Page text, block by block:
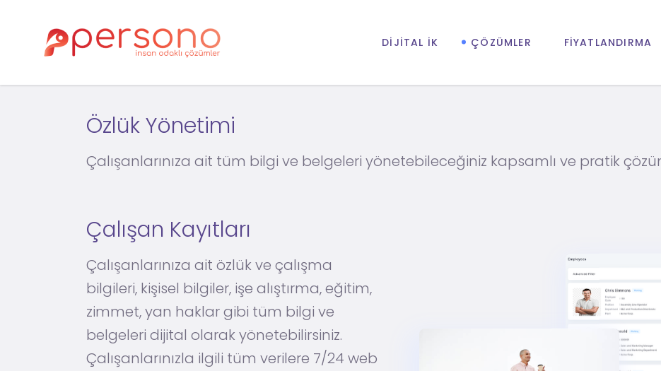
DIJITAL İK ÇÖZÜMLER FIYATLANDIRMA
Özlük Yönetimi
Çalışanlarınıza ait tüm bilgi ve belgeleri yönetebileceğiniz kapsamlı ve pratik
Çalışan Kayıtları
Çalışanlarınıza ait özlük ve çalışma
bilgileri, kişisel bilgiler, işe alıştırma, eğitim,
zimmet, yan haklar gibi tüm bilgi ve
belgeleri dijital olarak yönetebilirsiniz.
Çalışanlarınızla ilgili tüm verilere 7/24 web